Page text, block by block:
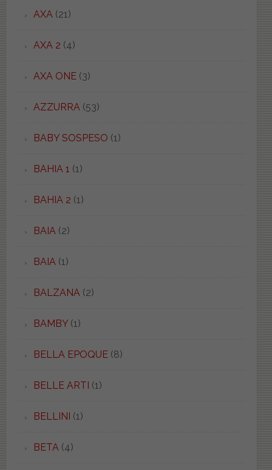
AXA (21)
AXA 2 (4)
AXA ONE(3)
AZZURRA (53)
BABY SOSPESO (1)
BAHIA 1 (1)
BAHIA 2 (1)
BAIA (2)
BAIA (1)
BALZANA (2)
BAMBY(1)
BELLA EPOQUE(8)
BELLE ARTI (1)
BELLINI (1)
BETA (4)